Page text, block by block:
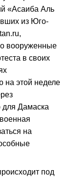
«Асаиба Аль
из Юго-
вооруженные
в своих
на этой неделе
Дамаска
на
под